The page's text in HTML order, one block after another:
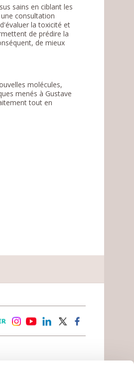
sains en ciblant les
consultation
la toxicité et
de prédire la
de mieux
molécules,
menés à Gustave
tout en